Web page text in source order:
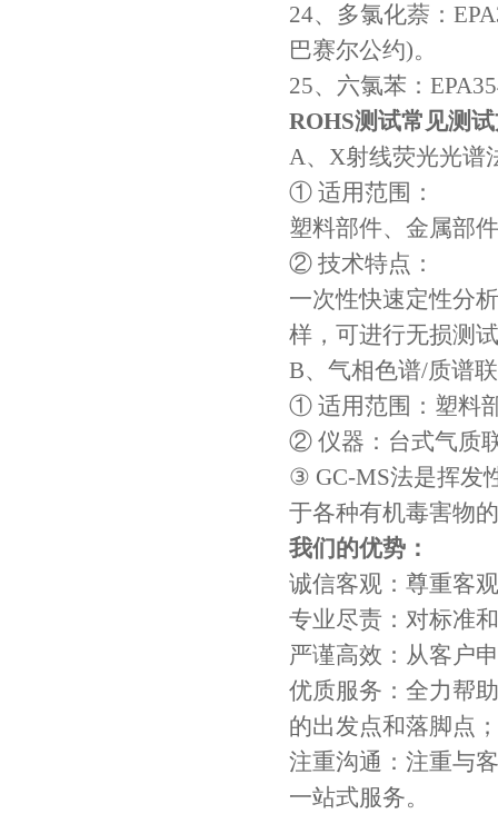
24、多氯化萘：
巴赛尔公约)。
25、六氯苯：
ROHS测试常见测
A、X射线荧光光谱
① 适用范围：
塑料部件、金属部
② 技术特点：
一次性快速定性分
样，可进行无损测
B、气相色谱/质谱
① 适用范围：塑料
② 仪器：台式气质
③ GC-MS法是挥发
于各种有机毒害物
我们的优势：
诚信客观：尊重客
专业尽责：对标准
严谨高效：从客户
优质服务：全力帮
的出发点和落脚点；
注重沟通：注重与
一站式服务。